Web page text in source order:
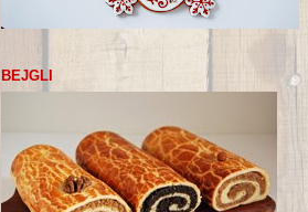
BEJGLI